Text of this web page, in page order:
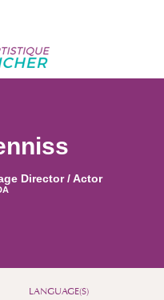
Director / Actor
LANGUAGE(S)